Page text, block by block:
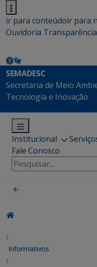
ir para conteúdoir para
Ouvidoria Transparência
SEMADESC
Secretaria de Meio
Tecnologia e Inovação
Institucional
Fale Conosco
Pesquisar
por:
Informativos